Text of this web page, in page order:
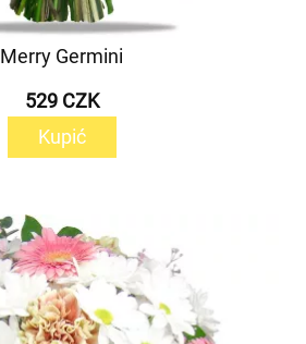
Merry Germini
529 CZK
Kupić